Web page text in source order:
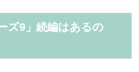
ズ9」続編はあるの